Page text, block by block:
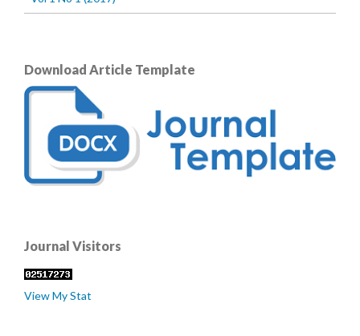
Download Article Template
Journal Visitors
View My Stat